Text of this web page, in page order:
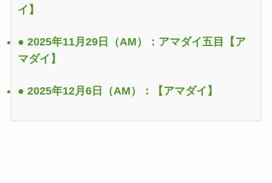
イ】
● 2025年11月29日（AM）：アマダイ五目
【ア
マダイ】
● 2025年12月6日（AM）： 【アマダイ】